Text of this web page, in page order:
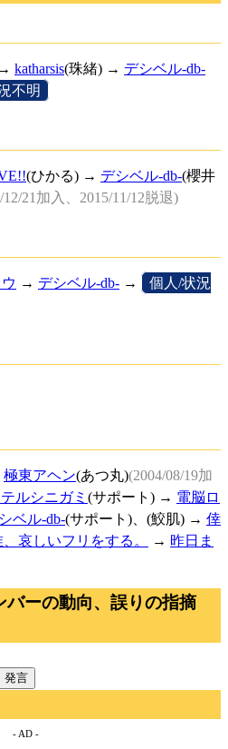
katharsis(珠緒) → デシベル-db-
不明
(ひかる) → デシベル-db-(櫻井
12/21加入、2015/11/12脱退)
→ デシベル-db- →
個人/状況
極東アヘン(あつ丸)(2004/08/19加
ルシニガミ (サポート) → 電脳ロ
ベル-db-(サポート)、(鮫肌) → 倖
哀しいフリをする。
→ 昨日ま
バーの動向、誤りの指摘
- AD -